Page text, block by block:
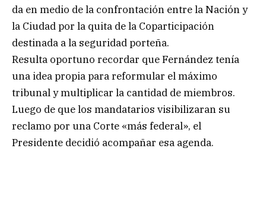
da en medio de la confrontación entre la Nación y
la Ciudad por la quita de la Coparticipación
destinada a la seguridad porteña.
Resulta oportuno recordar que Fernández tenía
una idea propia para reformular el máximo
tribunal y multiplicar la cantidad de miembros.
Luego de que los mandatarios visibilizaran su
reclamo por una Corte «más federal», el
Presidente decidió acompañar esa agenda.